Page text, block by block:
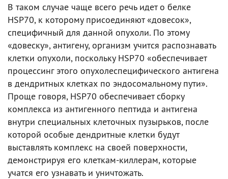
В таком случае чаще всего речь идет о белке
HSP70, к которому присоединяют «довесок»,
специфичный для данной опухоли. По этому
«довеску», антигену, организм учится распознавать
клетки опухоли, поскольку HSP70 «обеспечивает
процессинг этого опухолеспецифического антигена
в дендритных клетках по эндосомальному пути».
Проще говоря, HSP70 обеспечивает сборку
комплекса из антигенного пептида и антигена
внутри специальных клеточных пузырьков, после
которой особые дендритные клетки будут
выставлять комплекс на своей поверхности,
демонстрируя его клеткам-киллерам, которые
учатся его узнавать и уничтожать.